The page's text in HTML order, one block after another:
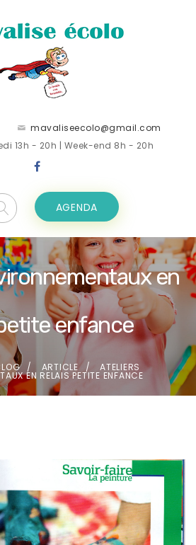
mavaliseecolo@gmail.com
13h - 20h | Week-end 8h - 20h
AGENDA
en
enfance
ARTICLE ATELIERS
EN RELAIS PETITE ENFANCE